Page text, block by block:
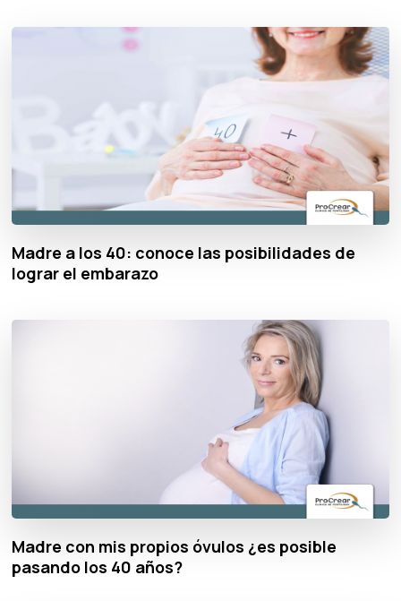
Madre a los 40: conoce las posibilidades de
lograr el embarazo
Madre con mis propios óvulos ¿es posible
pasando los 40 años?